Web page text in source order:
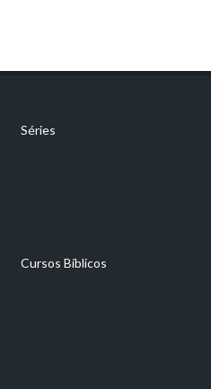
Séries
Cursos Bíblicos